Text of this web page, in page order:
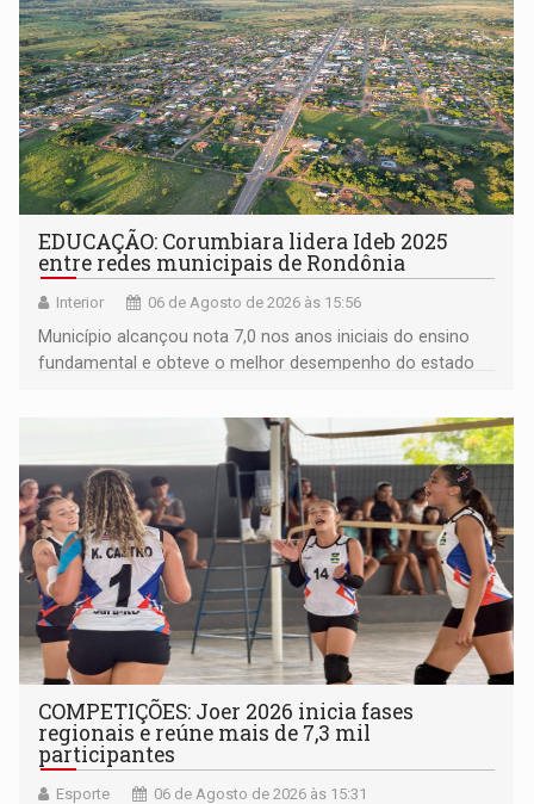
EDUCAÇÃO: Corumbiara lidera Ideb 2025
entre redes municipais de Rondônia
Interior 06 de Agosto de 2026 às 15:56
Município alcançou nota 7,0 nos anos iniciais do ensino
fundamental e obteve o melhor desempenho do estado
COMPETIÇÕES: Joer 2026 inicia fases
regionais e reúne mais de 7,3 mil
participantes
Esporte 06 de Agosto de 2026 às 15:31